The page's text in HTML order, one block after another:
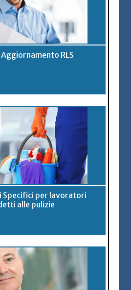
RLS
Specifici per lavoratori
alle pulizie